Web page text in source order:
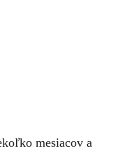
mesiacov a